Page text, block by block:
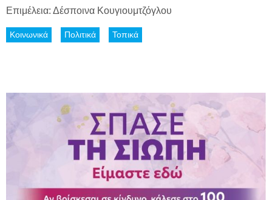
Επιμέλεια: Δέσποινα Κουγιουμτζόγλου
Κοινωνικά Πολιτικά Τοπικά